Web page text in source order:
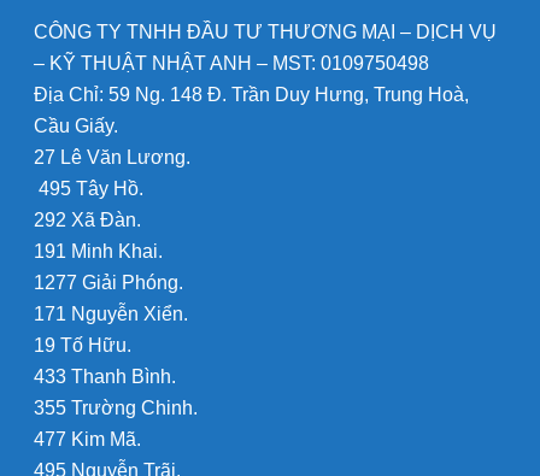
CÔNG TY TNHH ĐẦU TƯ THƯƠNG MẠI – DỊCH VỤ
– KỸ THUẬT NHẬT ANH – MST: 0109750498
Địa Chỉ: 59 Ng. 148 Đ. Trần Duy Hưng, Trung Hoà,
Cầu Giấy.
27 Lê Văn Lương.
495 Tây Hồ.
292 Xã Đàn.
191 Minh Khai.
1277 Giải Phóng.
171 Nguyễn Xiển.
19 Tố Hữu.
433 Thanh Bình.
355 Trường Chinh.
477 Kim Mã.
495 Nguyễn Trãi.